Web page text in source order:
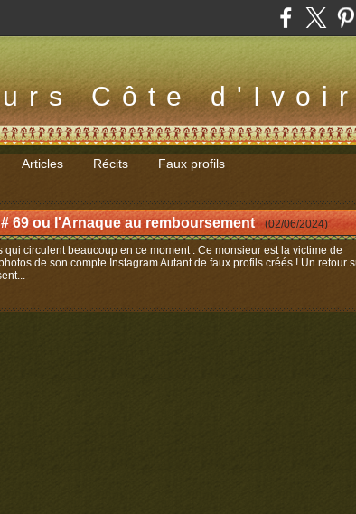
Côte
Articles Récits Faux profils
69 ou l'Arnaque au remboursement (02/06/2024)
qui circulent beaucoup en ce moment : Ce monsieur est la victime de
de son compte Instagram Autant de faux profils créés ! Un retour